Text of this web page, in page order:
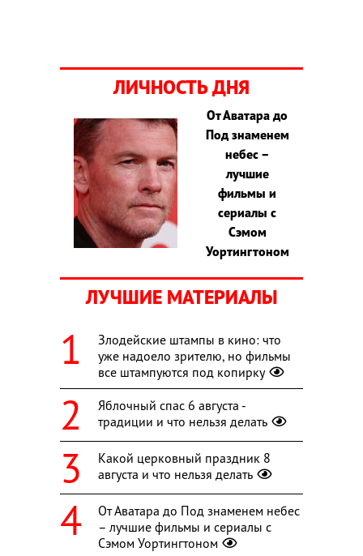
ЛИЧНОСТЬ ДНЯ
От Аватара до
Под знаменем
небес –
лучшие
фильмы и
сериалы с
Сэмом
Уортингтоном
ЛУЧШИЕ МАТЕРИАЛЫ
Злодейские штампы в кино: что
уже надоело зрителю, но фильмы
все штампуются под копирку
Яблочный спас 6 августа -
традиции и что нельзя делать
Какой церковный праздник 8
августа и что нельзя делать
От Аватара до Под знаменем небес
– лучшие фильмы и сериалы с
Сэмом Уортингтоном